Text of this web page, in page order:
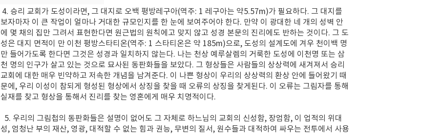
4. 승리 교회가 도성이라면, 그 대지로 오백 평방레구아(역주: 1 레구아는 약5.57m)가 필요하다. 그 대지를
보자마자 이 큰 작업이 얼마나 거대한 규모인지를 한 눈에 보여주어야 한다. 만약 이 광대한 네 개의 성벽 안
에 몇 채의 집만 그려서 표현한다면 원근법의 원칙에고 맞지 않고 성경 본문의 진리에도 반하는 것이다. 그 도
성은 대지 면적이 만 이천 평방스타티온(역주: 1 스타티온은 약 185m)으로, 도성의 설계도에 겨우 천이백 명
만 들어가도록 한다면 그것은 성경과 일치하지 않는다. 나는 천상 예루살렘의 거룩한 도성에 이천명 또는 삼
천 명의 인구가 살고 있는 것으로 묘사된 동판화들을 보았다. 그 형상들은 사람들의 상상력에 새겨져서 승리
교회에 대한 매우 빈약하고 저속한 개념을 남겨준다. 이 나쁜 형상이 우리의 상상력의 환상 안에 들어왔기 때
문에, 우리 이성이 참되게 형성된 형상에서 상징을 찾을 때 오류의 상징을 찾게된다. 이 오류는 그림자를 통해
실재를 찾고 형상을 통해서 진리를 찾는 영혼에게 매우 치명적이다.
5. 우리의 그림첩의 동판화들은 설명이 없어도 그 자체로 하느님의 교회의 신성함, 장엄함, 이 업적의 위대
성, 엄청난 부의 재산, 영광, 대적할 수 없는 힘과 권능, 무변의 질서, 원수들과 대적하여 싸우는 전투에서 사용